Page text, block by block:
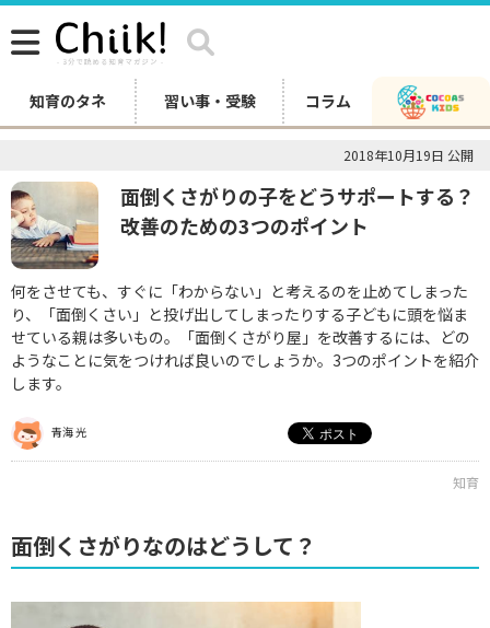
知育のタネ 習い事・受験 コラム
2018年10月19日 公開
面倒くさがりの子をどうサポートする？
改善のための3つのポイント
何をさせても、すぐに「わからない」と考えるのを止めてしまった
り、「面倒くさい」と投げ出してしまったりする子どもに頭を悩ま
せている親は多いもの。「面倒くさがり屋」を改善するには、どの
ようなことに気をつければ良いのでしょうか。3つのポイントを紹介
します。
青海 光
知育
面倒くさがりなのはどうして？